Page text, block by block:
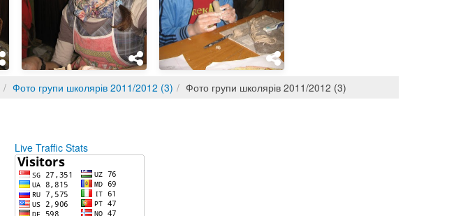
Фото групи школярів 2011/2012 (3) Фото групи школярів 2011/2012 (3)
Live Traffic Stats